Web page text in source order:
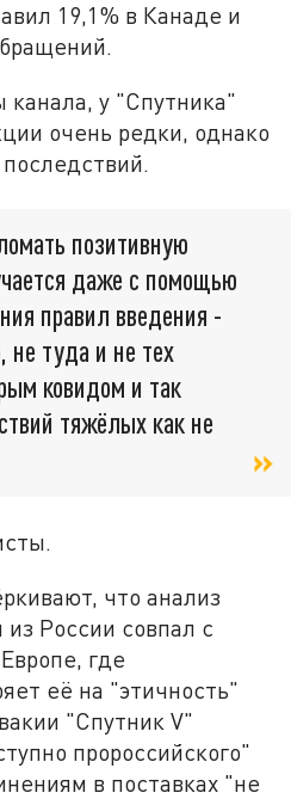
19,1% в Канаде и
у "Спутника"
очень редки, однако
позитивную
даже с помощью
правил введения -
не туда и не тех
ковидом и так
тяжёлых как не
что анализ
России совпал с
где
её на "этичность"
"Спутник V"
пророссийского"
в поставках "не